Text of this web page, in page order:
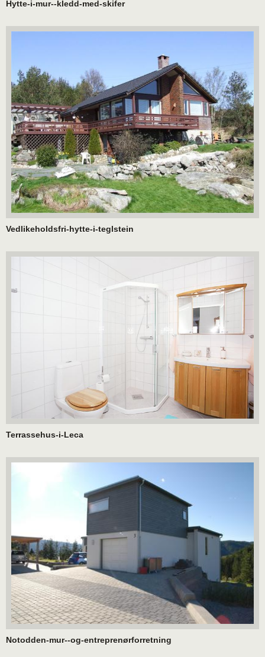
Hytte-i-mur--kledd-med-skifer
Vedlikeholdsfri-hytte-i-teglstein
Terrassehus-i-Leca
Notodden-mur--og-entreprenørforretning